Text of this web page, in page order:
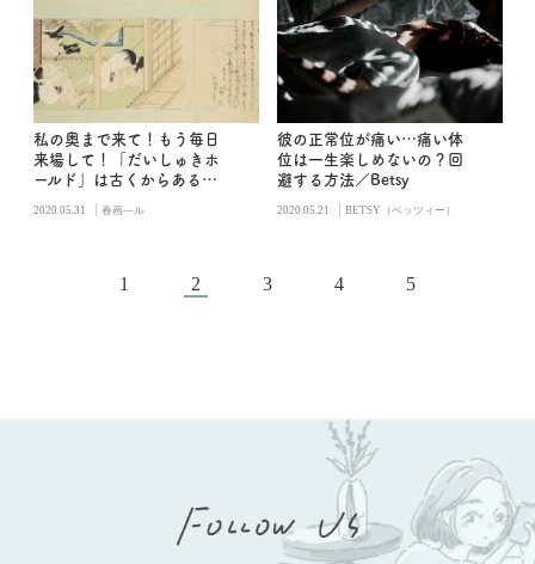
私の奥まで来て！もう毎日
来場して！「だいしゅきホ
ールド」は古くからある／
2020.05.31 | 春画―ル
彼の正常位が痛い…痛い体
位は一生楽しめないの？回
避する方法／Betsy
2020.05.21 | BETSY（ベッツィー）
1 2 3 4 5